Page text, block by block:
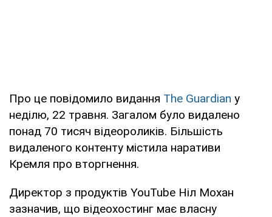
Про це повідомило видання The Guardian у
неділю, 22 травня. Загалом було видалено
понад 70 тисяч відеороликів. Більшість
видаленого контенту містила наративи
Кремля про вторгнення.
Директор з продуктів YouTube Ніл Мохан
зазначив, що відеохостинг має власну